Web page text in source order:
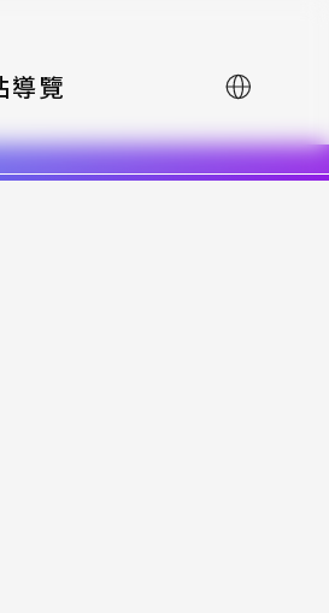
導覽 English